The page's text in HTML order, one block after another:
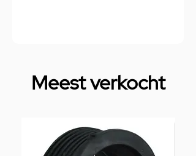
Meest verkocht